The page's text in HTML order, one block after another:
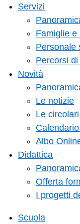
Servizi
Famiglie e
Personale
Percorsi
Novità
Le notizie
Le circolari
Albo
Didattica
Offerta
I progetti
Scuola